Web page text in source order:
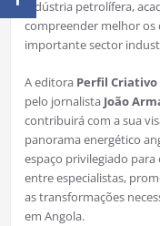
indústria petrolífera,
compreender melhor os
importante sector
A editora Perfil Criativo
pelo jornalista João
contribuirá com a sua
panorama energético
espaço privilegiado
entre especialistas,
as transformações
em Angola.